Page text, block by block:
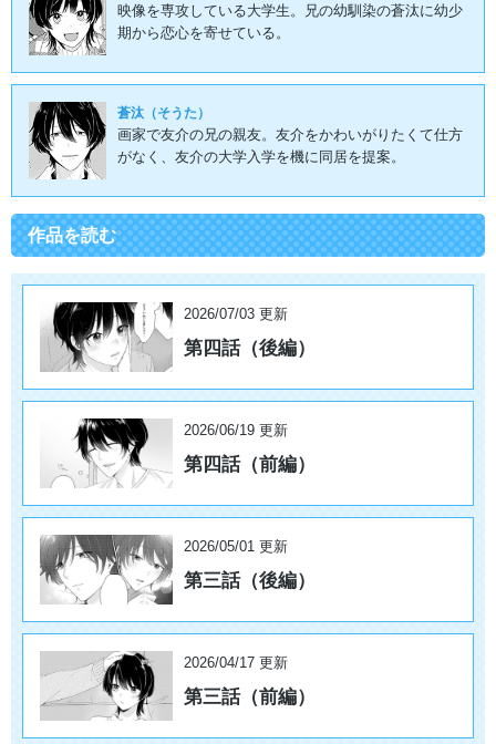
映像を専攻している大学生。兄の幼馴染の蒼汰に幼少
期から恋心を寄せている。
蒼汰（そうた）
画家で友介の兄の親友。友介をかわいがりたくて仕方
がなく、友介の大学入学を機に同居を提案。
作品を読む
2026/07/03 更新
第四話（後編）
2026/06/19 更新
第四話（前編）
2026/05/01 更新
第三話（後編）
2026/04/17 更新
第三話（前編）